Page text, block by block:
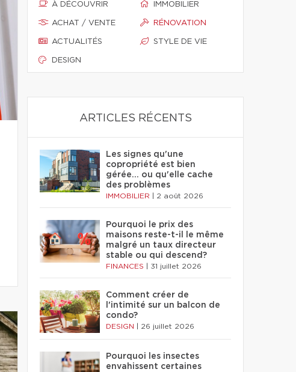
À DÉCOUVRIR
ACHAT / VENTE
ACTUALITÉS
DESIGN
IMMOBILIER
RÉNOVATION
STYLE DE VIE
ARTICLES RÉCENTS
Les signes qu'une
copropriété est bien
gérée… ou qu'elle cache
des problèmes
IMMOBILIER 2 août 2026
Pourquoi le prix des
maisons reste-t-il le même
malgré un taux directeur
stable ou qui descend?
FINANCES 31 juillet 2026
Comment créer de
l'intimité sur un balcon de
condo?
DESIGN 26 juillet 2026
Pourquoi les insectes
envahissent certaines